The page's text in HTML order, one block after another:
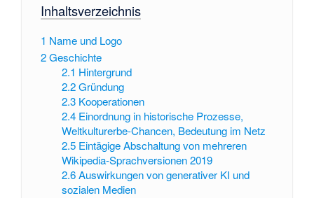
Inhaltsverzeichnis
1 Name und Logo
2Geschichte
2.1 Hintergrund
2.2 Gründung
2.3 Kooperationen
2.4 Einordnung in historische Prozesse,
Weltkulturerbe-Chancen, Bedeutung im Netz
2.5 Eintägige Abschaltung von mehreren
Wikipedia-Sprachversionen 2019
2.6 Auswirkungen von generativer KI und
sozialen Medien